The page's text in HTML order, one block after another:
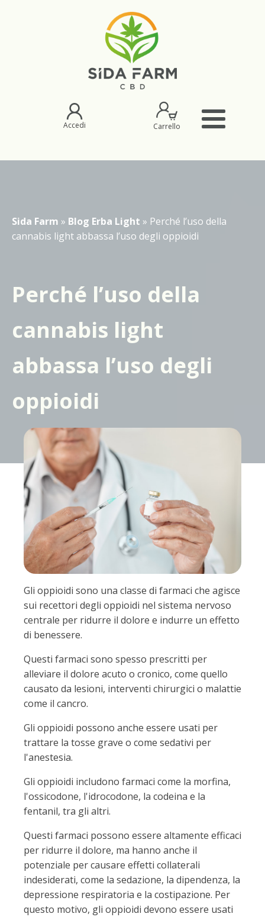
Accedi Carrello
Sida Farm » Blog Erba Light » Perché l’uso della
cannabis light abbassa l’uso degli oppioidi
Perché l’uso della
cannabis light
abbassa l’uso degli
oppioidi
Gli oppioidi sono una classe di farmaci che agisce
sui recettori degli oppioidi nel sistema nervoso
centrale per ridurre il dolore e indurre un effetto
di benessere.
Questi farmaci sono spesso prescritti per
alleviare il dolore acuto o cronico, come quello
causato da lesioni, interventi chirurgici o malattie
come il cancro.
Gli oppioidi possono anche essere usati per
trattare la tosse grave o come sedativi per
l'anestesia.
Gli oppioidi includono farmaci come la morfina,
l'ossicodone, l'idrocodone, la codeina e la
fentanil, tra gli altri.
Questi farmaci possono essere altamente efficaci
per ridurre il dolore, ma hanno anche il
potenziale per causare effetti collaterali
indesiderati, come la sedazione, la dipendenza, la
depressione respiratoria e la costipazione. Per
questo motivo, gli oppioidi devono essere usati